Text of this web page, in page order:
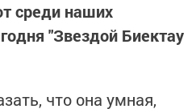
среди наших
"Звездой Биектау
что она умная,